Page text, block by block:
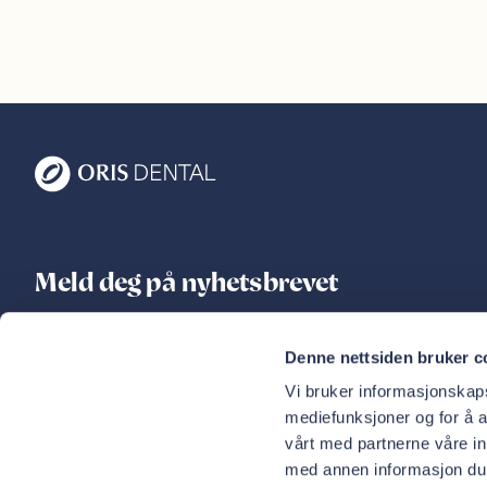
Denne nettsiden bruker
Vi bruker
mediefunksjoner og for å
vårt med partnerne våre
med annen informasjon
Meld deg på nyhetsbrevet
Meld meg på